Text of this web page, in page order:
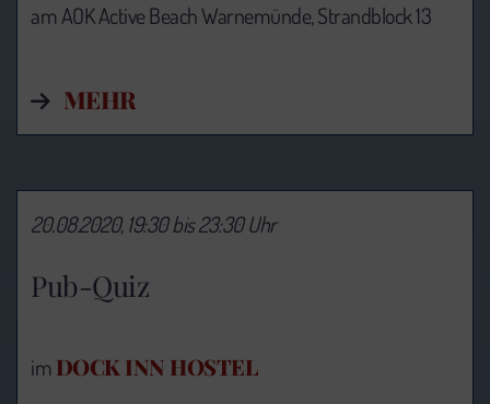
am AOK Active Beach Warnemünde, Strandblock 13
MEHR
Pub-Quiz
20.08.2020, 19:30 bis 23:30 Uhr
imDOCK INN HOSTEL